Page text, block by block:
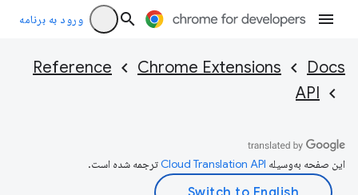
ورود به برنامه
Docs
Chrome Extensions
Reference
API
این صفحه به‌وسیله ترجمه شده است.